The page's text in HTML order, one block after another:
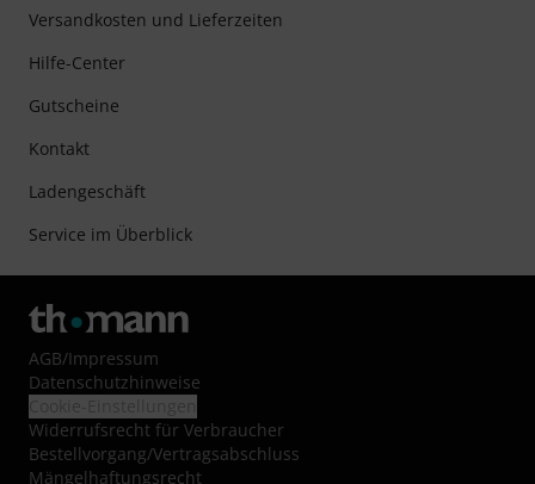
Versandkosten und Lieferzeiten
Hilfe-Center
Gutscheine
Kontakt
Ladengeschäft
Service im Überblick
AGB/Impressum
Datenschutzhinweise
Widerrufsrecht für Verbraucher
Bestellvorgang/Vertragsabschluss
Mängelhaftungsrecht